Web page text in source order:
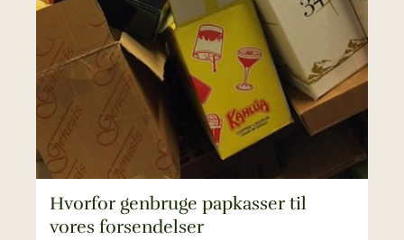
Hvorfor genbruge papkasser til
vores forsendelser